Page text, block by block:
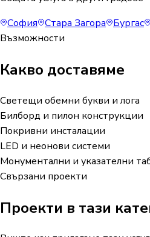
София Стара Загора Бургас
Възможности
Какво доставяме
Светещи обемни букви и лога
Билборд и пилон конструкции
Покривни инсталации
LED и неонови системи
Монументални и указателни
Свързани проекти
Проекти в тази